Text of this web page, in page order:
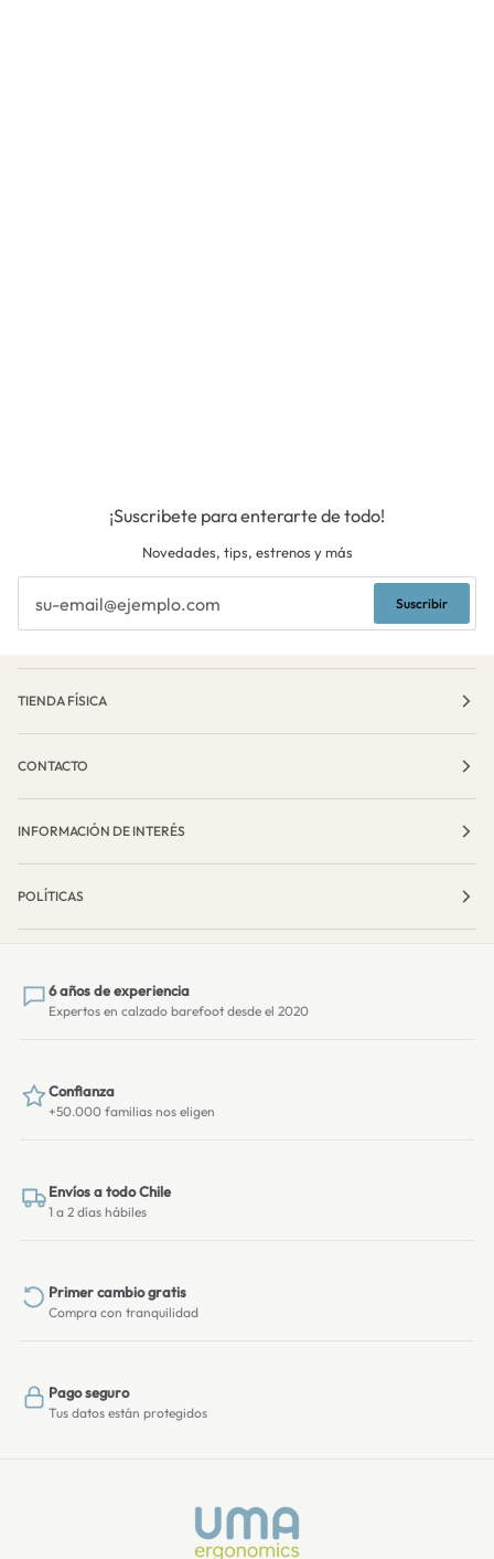
¡Suscribete para enterarte de todo!
Novedades, tips, estrenos y más
Suscribir
TIENDA FÍSICA
CONTACTO
INFORMACIÓN DE INTERÉS
POLÍTICAS
6 años de experiencia
Expertos en calzado barefoot desde el 2020
Confianza
+50.000 familias nos eligen
Envíos a todo Chile
1 a 2 días hábiles
Primer cambio gratis
Compra con tranquilidad
Pago seguro
Tus datos están protegidos